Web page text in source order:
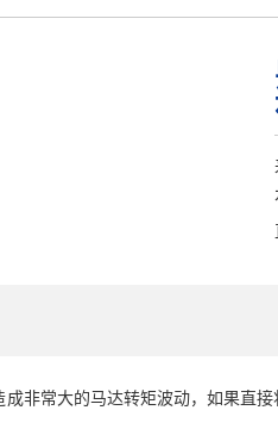
常大的马达转矩波动，如果直接